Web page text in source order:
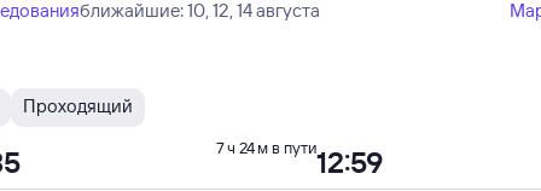
ближайшие: 10, 12, 14 августа
Проходящий
12:59
7 ч 24 м в пути